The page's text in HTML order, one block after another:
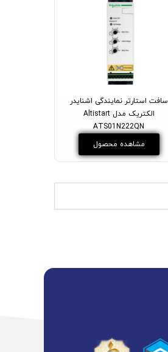
سافت استارتر نمایندگی اشنایدر
الکتریک مدل Altistart
ATS01N222QN
مشاهده محصول